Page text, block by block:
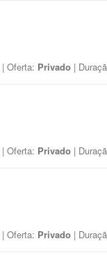
| Oferta: Privado |
| Oferta: Privado |
| Oferta: Privado |